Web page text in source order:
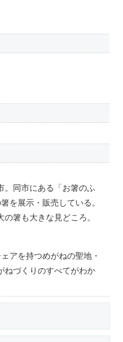
。同市にある「お箸のふ
を展示・販売している。
箸も大きな見どころ。
アを持つめがねの聖地・
ねづくりのすべてがわか